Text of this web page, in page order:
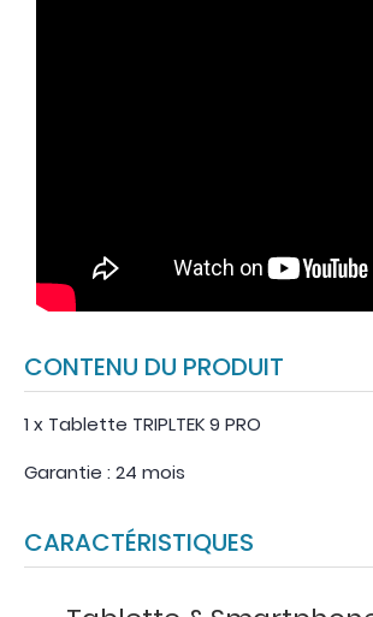
CONTENU DU PRODUIT
1 x Tablette TRIPLTEK 9 PRO
Garantie : 24 mois
CARACTÉRISTIQUES